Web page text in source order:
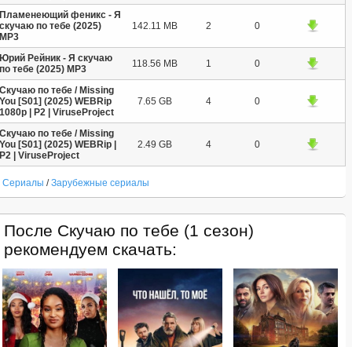
Пламенеющий феникс - Я
скучаю по тебе (2025)
MP3
142.11 MB 2 0
Юрий Рейник - Я скучаю
по тебе (2025) MP3
118.56 MB 1 0
Скучаю по тебе / Missing
You [S01] (2025) WEBRip
1080p | P2 | ViruseProject
7.65 GB 4 0
Скучаю по тебе / Missing
You [S01] (2025) WEBRip |
P2 | ViruseProject
2.49 GB 4 0
Сериалы /Зарубежные сериалы
После Скучаю по тебе (1 сезон)
рекомендуем скачать: